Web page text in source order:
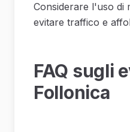
Considerare l'uso di
evitare traffico e
FAQ sugli
Follonica